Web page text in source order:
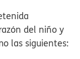
del niño y
las siguientes: